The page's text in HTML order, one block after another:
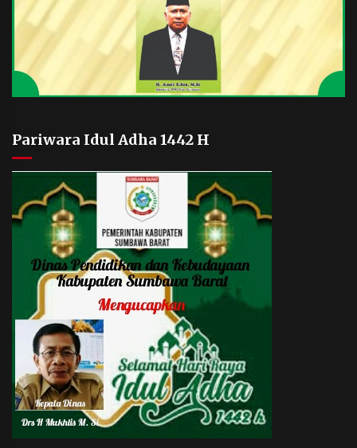
Pariwara Idul Adha 1442 H